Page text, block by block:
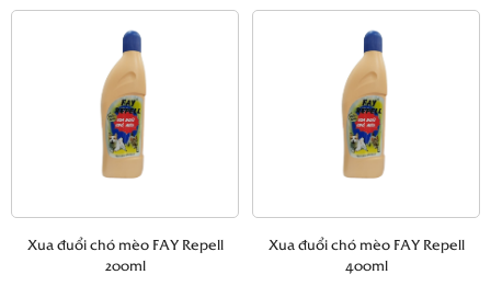
Xua đuổi chó mèo FAY Repell
200ml
Xua đuổi chó mèo FAY Repell
400ml